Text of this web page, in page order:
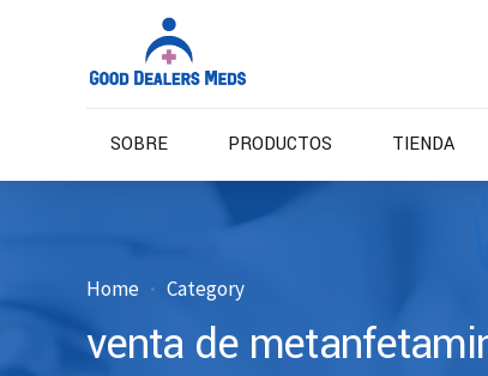
SOBRE PRODUCTOS TIENDA
Home Category
venta de